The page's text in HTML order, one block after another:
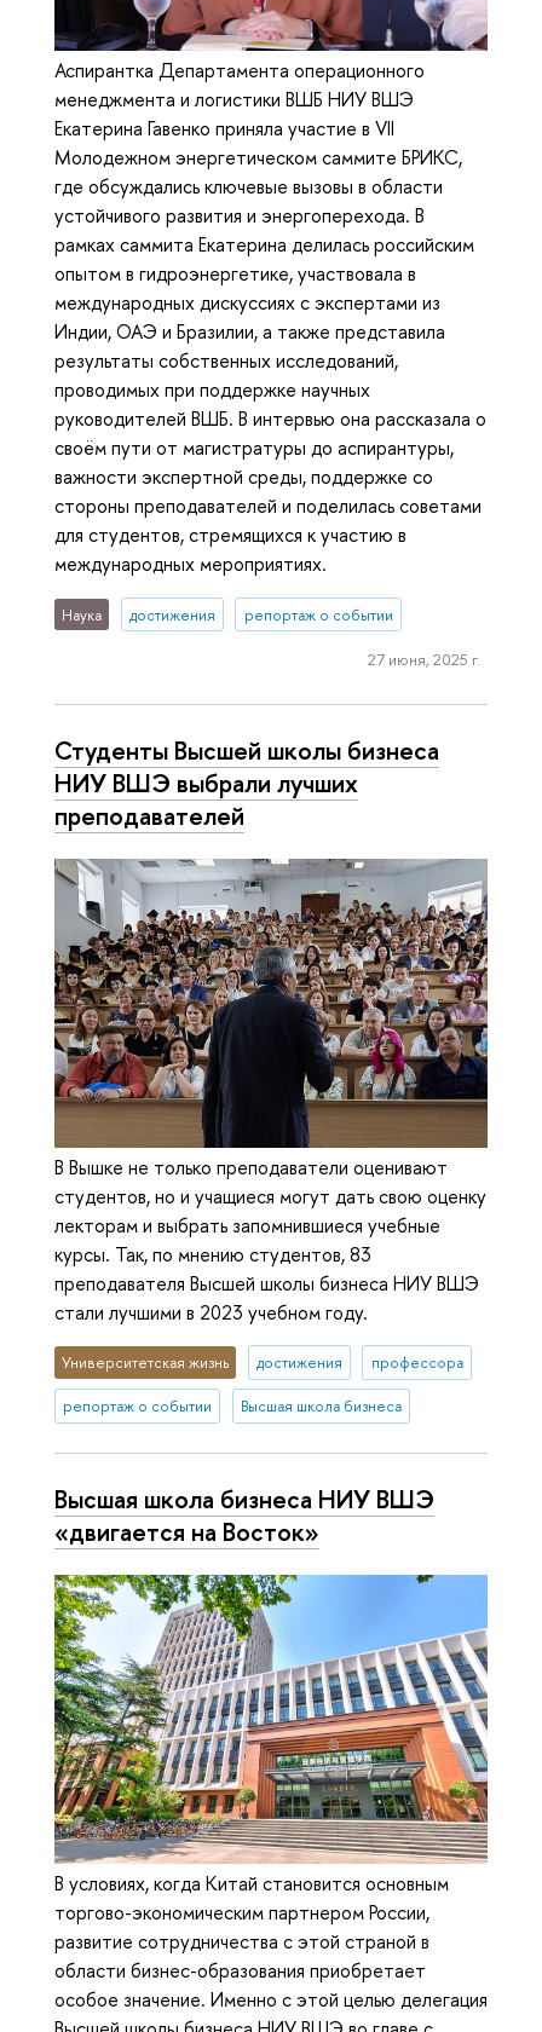
Аспирантка Департамента операционного
менеджмента и логистики ВШБ НИУ ВШЭ
Екатерина Гавенко приняла участие в VII
Молодежном энергетическом саммите БРИКС,
где обсуждались ключевые вызовы в области
устойчивого развития и энергоперехода. В
рамках саммита Екатерина делилась российским
опытом в гидроэнергетике, участвовала в
международных дискуссиях с экспертами из
Индии, ОАЭ и Бразилии, а также представила
результаты собственных исследований,
проводимых при поддержке научных
руководителей ВШБ. В интервью она рассказала о
своём пути от магистратуры до аспирантуры,
важности экспертной среды, поддержке со
стороны преподавателей и поделилась советами
для студентов, стремящихся к участию в
международных мероприятиях.
Наука достижения репортаж о событии
27 июня, 2025 г.
Студенты Высшей школы бизнеса
НИУ ВШЭ выбрали лучших
преподавателей
В Вышке не только преподаватели оценивают
студентов, но и учащиеся могут дать свою оценку
лекторам и выбрать запомнившиеся учебные
курсы. Так, по мнению студентов, 83
преподавателя Высшей школы бизнеса НИУ ВШЭ
стали лучшими в 2023 учебном году.
Университетская жизнь достижения профессора
репортаж о событии Высшая школа бизнеса
Высшая школа бизнеса НИУ ВШЭ
«двигается на Восток»
В условиях, когда Китай становится основным
торгово-экономическим партнером России,
развитие сотрудничества с этой страной в
области бизнес-образования приобретает
особое значение. Именно с этой целью делегация